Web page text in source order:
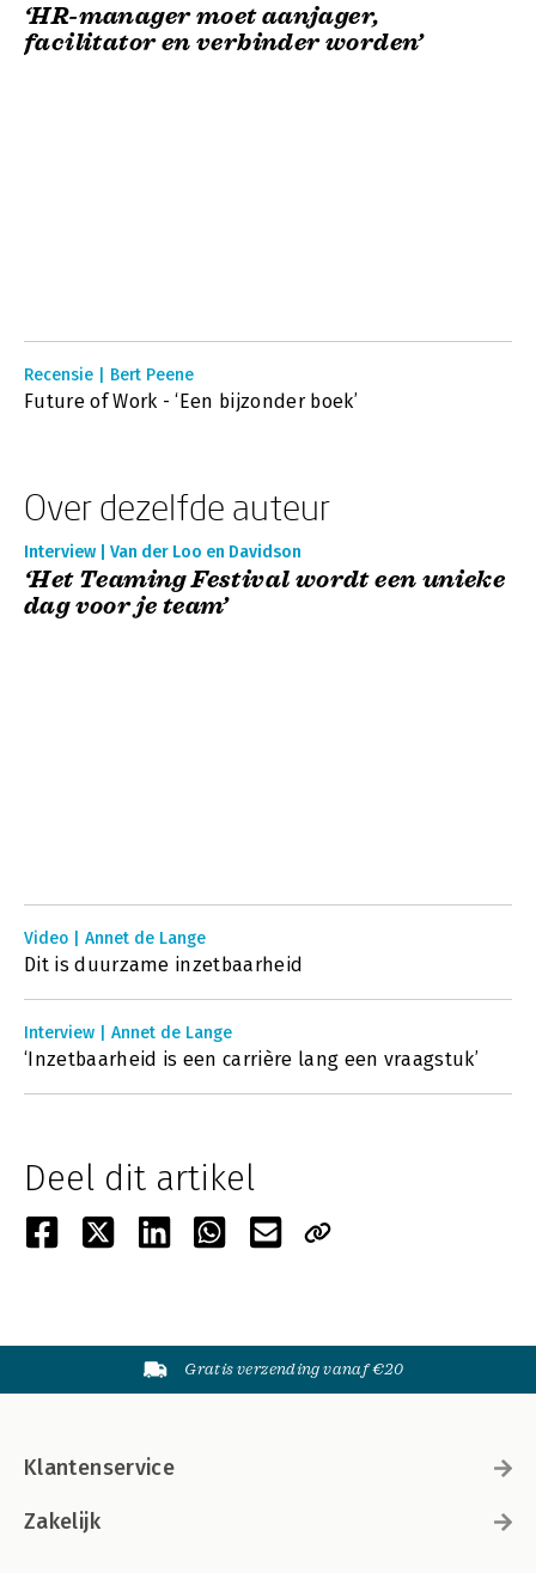
‘HR-manager moet aanjager,
facilitator en verbinder worden’
Recensie | Bert Peene
Future of Work - ‘Een bijzonder boek’
Over dezelfde auteur
Interview | Van der Loo en Davidson
‘Het Teaming Festival wordt een unieke
dag voor je team’
Video | Annet de Lange
Dit is duurzame inzetbaarheid
Interview | Annet de Lange
‘Inzetbaarheid is een carrière lang een vraagstuk’
Deel dit artikel
Gratis verzending vanaf €20
Klantenservice
Zakelijk